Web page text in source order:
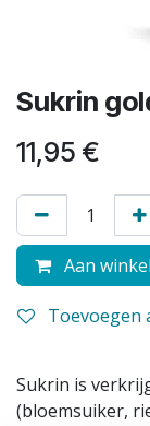
Sukrin
11,95 €
Aan
Toevoegen
Sukrin is
(bloemsuiker,